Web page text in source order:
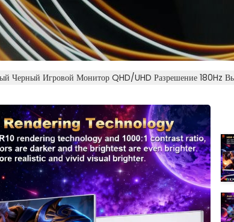
Черный Игровой Монитор QHD/UHD Разрешение 180Hz